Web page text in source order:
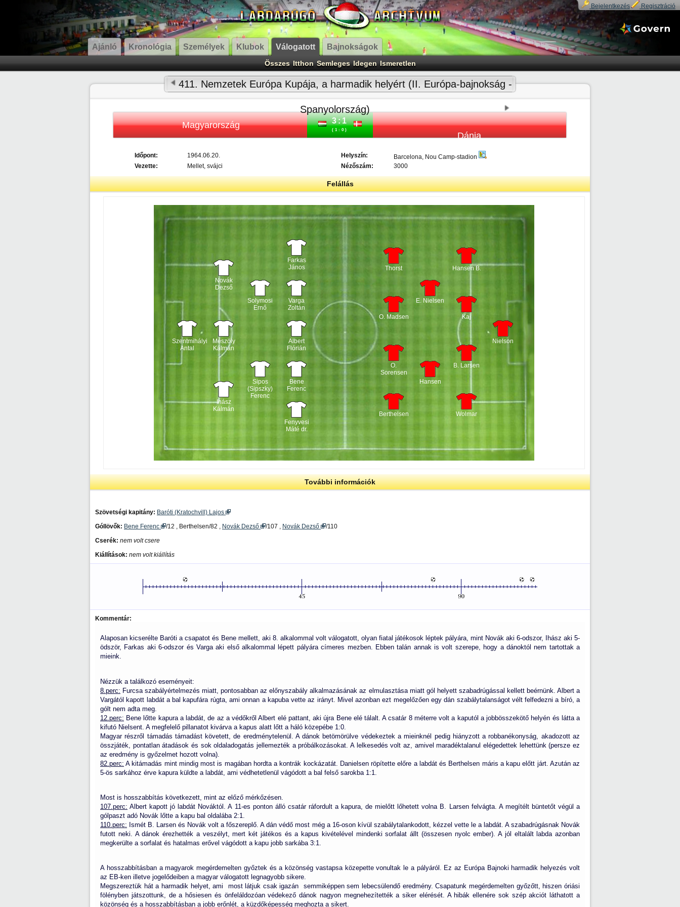
Bejelentkezés Regisztráció
Ajánló Kronológia Személyek Klubok Válogatott Bajnokságok
Összes Itthon Semleges Idegen Ismeretlen
411. Nemzetek Európa Kupája, a harmadik helyért (II. Európa-bajnokság -
Spanyolország)
Magyarország 3:1
(1:0)
Dánia
Időpont: 1964.06.20. Helyszín:
Barcelona, Nou Camp-stadion
Vezette:
Mellet, svájci Nézőszám: 3000
Felállás
Szentmihályi
Antal
Novák
Dezső
Mészöly
Kálmán
Ihász
Kálmán
Solymosi
Ernő
Sipos
(Sipszky)
Ferenc
Farkas
János
Varga
Zoltán
Albert
Flórián
Bene
Ferenc
Fenyvesi
Máté dr.
Nielson
Wolmar
B. Larsen
Kaj
Hansen B.
Hansen
E. Nielsen
Berthelsen
O.
Sorensen
O. Madsen
Thorst
További információk
Szövetségi kapitány: Baróti (Kratochvill) Lajos
Góllövők: Bene Ferenc /12 , Berthelsen/82 , Novák Dezső /107 , Novák Dezső
/110
Cserék: nem volt csere
Kiállítások: nem volt kiállítás
Kommentár:
Alaposan kicserélte Baróti a csapatot és Bene mellett, aki 8. alkalommal volt válogatott, olyan fiatal játékosok léptek pályára, mint Novák aki 6-odszor, Ihász aki 5-
ödször, Farkas aki 6-odszor és Varga aki első alkalommal lépett pályára címeres mezben. Ebben talán annak is volt szerepe, hogy a dánoktól nem tartottak a
mieink.
Nézzük a találkozó eseményeit:
8.perc: Furcsa szabályértelmezés miatt, pontosabban az előnyszabály alkalmazásának az elmulasztása miatt gól helyett szabadrúgással kellett beérnünk. Albert a
Vargától kapott labdát a bal kapufára rúgta, ami onnan a kapuba vette az irányt. Mivel azonban ezt megelőzően egy dán szabálytalanságot vélt felfedezni a bíró, a
gólt nem adta meg.
12.perc: Bene lőtte kapura a labdát, de az a védőkről Albert elé pattant, aki újra Bene elé tálalt. A csatár 8 méterre volt a kaputól a jobbösszekötő helyén és látta a
kifutó Nielsent. A megfelelő pillanatot kivárva a kapus alatt lőtt a háló közepébe 1:0.
Magyar részről támadás támadást követett, de eredménytelenül. A dánok betömörülve védekeztek a mieinknél pedig hiányzott a robbanékonyság, akadozott az
összjáték, pontatlan átadások és sok oldaladogatás jellemezték a próbálkozásokat. A lelkesedés volt az, amivel maradéktalanul elégedettek lehettünk (persze ez
az eredmény is győzelmet hozott volna).
82.perc: A kitámadás mint mindig most is magában hordta a kontrák kockázatát. Danielsen röpítette előre a labdát és Berthelsen máris a kapu előtt járt. Azután az
5-ös sarkához érve kapura küldte a labdát, ami védhetetlenül vágódott a bal felső sarokba 1:1.
Most is hosszabbítás következett, mint az előző mérkőzésen.
107.perc: Albert kapott jó labdát Nováktól. A 11-es ponton álló csatár ráfordult a kapura, de mielőtt lőhetett volna B. Larsen felvágta. A megítélt büntetőt végül a
gólpaszt adó Novák lőtte a kapu bal oldalába 2:1.
110.perc: Ismét B. Larsen és Novák volt a főszereplő. A dán védő most még a 16-oson kívül szabálytalankodott, kézzel vette le a labdát. A szabadrúgásnak Novák
futott neki. A dánok érezhették a veszélyt, mert két játékos és a kapus kivételével mindenki sorfalat állt (összesen nyolc ember). A jól eltalált labda azonban
megkerülte a sorfalat és hatalmas erővel vágódott a kapu jobb sarkába 3:1.
A hosszabbításban a magyarok megérdemelten győztek és a közönség vastapsa közepette vonultak le a pályáról. Ez az Európa Bajnoki harmadik helyezés volt
az EB-ken illetve jogelődeiben a magyar válogatott legnagyobb sikere.
Megszereztük hát a harmadik helyet, ami  most látjuk csak igazán  semmiképpen sem lebecsülendő eredmény. Csapatunk megérdemelten győzőtt, hiszen óriási
fölényben játszottunk, de a hősiesen és önfeláldozóan védekező dánok nagyon megnehezítették a siker elérését. A hibák ellenére sok szép akciót láthatott a
közönség és a hosszabbításban a jobb erőnlét, a küzdőképesség meghozta a sikert.